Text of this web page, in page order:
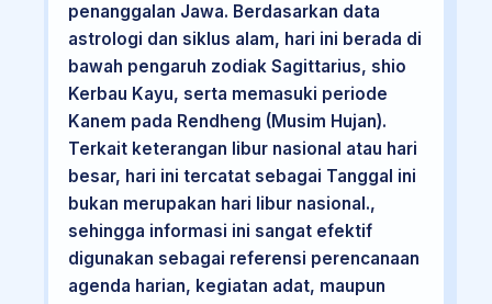
penanggalan Jawa. Berdasarkan data
astrologi dan siklus alam, hari ini berada di
bawah pengaruh zodiak Sagittarius, shio
Kerbau Kayu, serta memasuki periode
Kanem pada Rendheng (Musim Hujan).
Terkait keterangan libur nasional atau hari
besar, hari ini tercatat sebagai Tanggal ini
bukan merupakan hari libur nasional.,
sehingga informasi ini sangat efektif
digunakan sebagai referensi perencanaan
agenda harian, kegiatan adat, maupun